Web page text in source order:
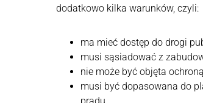
dodatkowo kilka warunków, czyli:
ma mieć dostęp do drogi
musi sąsiadować z
nie może być objęta
musi być dopasowana do